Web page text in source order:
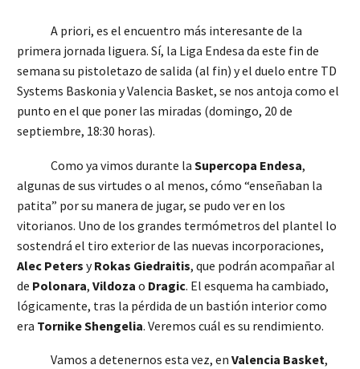
A priori, es el encuentro más interesante de la
primera jornada liguera. Sí, la Liga Endesa da este fin de
semana su pistoletazo de salida (al fin) y el duelo entre TD
Systems Baskonia y Valencia Basket, se nos antoja como el
punto en el que poner las miradas (domingo, 20 de
septiembre, 18:30 horas).
Como ya vimos durante la Supercopa Endesa,
algunas de sus virtudes o al menos, cómo “enseñaban la
patita” por su manera de jugar, se pudo ver en los
vitorianos. Uno de los grandes termómetros del plantel lo
sostendrá el tiro exterior de las nuevas incorporaciones,
Alec Peters yRokas Giedraitis, que podrán acompañar al
de Polonara, Vildoza o Dragic. El esquema ha cambiado,
lógicamente, tras la pérdida de un bastión interior como
era Tornike Shengelia. Veremos cuál es su rendimiento.
Vamos a detenernos esta vez, en Valencia Basket,